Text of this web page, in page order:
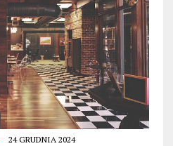
24 GRUDNIA 2024